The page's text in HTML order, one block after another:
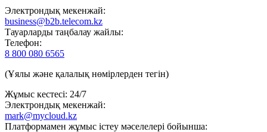
Электрондық мекенжай:
business@b2b.telecom.kz
Тауарларды таңбалау жайлы:
Телефон:
8 800 080 6565
(Ұялы және қалалық нөмірлерден тегін)
Жұмыс кестесі: 24/7
Электрондық мекенжай:
mark@mycloud.kz
Платформамен жұмыс істеу мәселелері бойынша: